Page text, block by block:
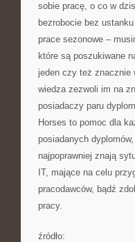
sobie pracę, o co w
bezrobocie bez
prace sezonowe –
które są poszukiwane
jeden czy też znacznie
wiedza zezwoli im na
posiadaczy paru
Horses to pomoc dla
posiadanych
najpoprawniej znają
IT, mające na celu
pracodawców, bądź
pracy.
źródło: